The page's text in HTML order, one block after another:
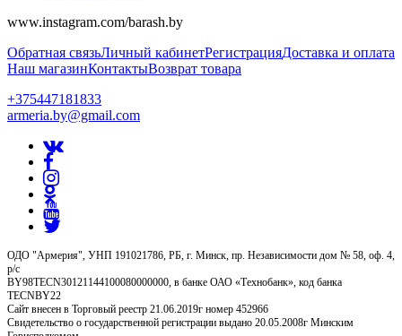
www.instagram.com/barash.by
Обратная связьЛичный кабинетРегистрацияДоставка и оплата
Наш магазинКонтактыВозврат товара
+375447181833
armeria.by@gmail.com
ОДО "Армерия", УНП 191021786, РБ, г. Минск, пр. Независимости дом № 58, оф. 4,
р/с
BY98TECN30121144100080000000, в банке ОАО «Технобанк», код банка
TECNBY22
Сайт внесен в Торговый реестр 21.06.2019г номер 452966
Свидетельство о государственной регистрации выдано 20.05.2008г Минским